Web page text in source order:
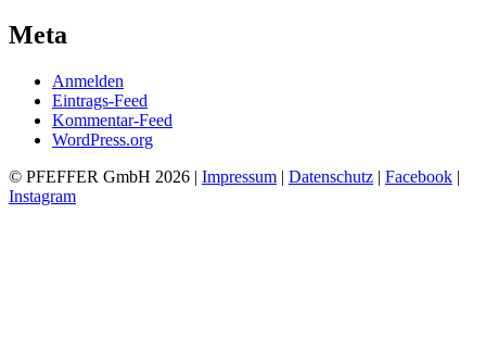
Meta
Anmelden
Eintrags-Feed
Kommentar-Feed
WordPress.org
© PFEFFER GmbH 2026 | Impressum | Datenschutz | Facebook |
Instagram